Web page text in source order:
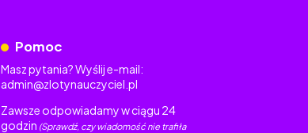
Pomoc
Masz pytania? Wyślij e-mail:
admin@zlotynauczyciel.pl
Zawsze odpowiadamy w ciągu 24
godzin (Sprawdź, czy wiadomość nie trafiła